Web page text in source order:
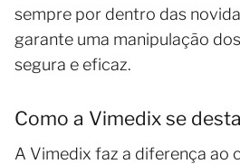
sempre por dentro das
garante uma manipulação
segura e eficaz.
Como a Vimedix se
A Vimedix faz a diferença ao